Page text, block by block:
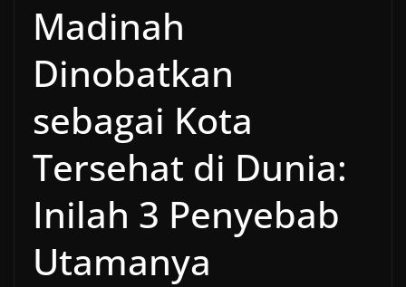
Madinah
Dinobatkan
sebagai Kota
Tersehat di Dunia:
Inilah 3 Penyebab
Utamanya